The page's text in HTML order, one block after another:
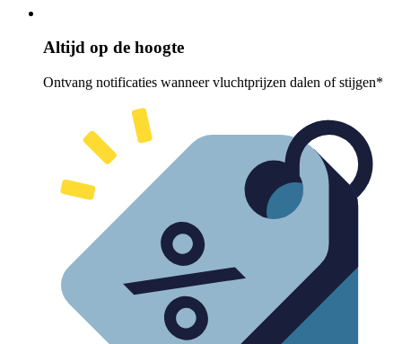
Altijd op de hoogte
Ontvang notificaties wanneer vluchtprijzen dalen of stijgen*